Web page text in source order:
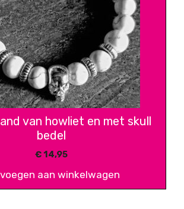
van howliet en met skull
bedel
€14,95
aan winkelwagen